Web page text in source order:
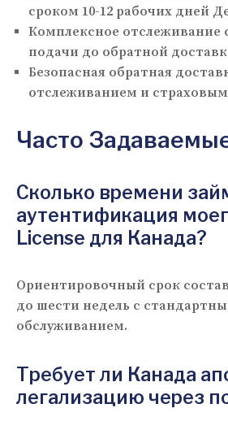
сроком 10-12 рабочих дней
Комплексное отслеживание
подачи до обратной
Безопасная обратная
отслеживанием и
Часто
Сколько времени
аутентификация
License для Канада?
Ориентировочный срок
до шести недель с
обслуживанием.
Требует ли Канада
легализацию через